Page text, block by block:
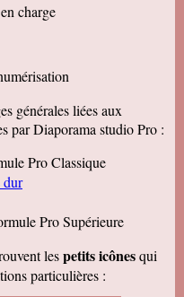
charge
générales liées aux
par Diaporama studio Pro :
Pro Classique
dur
Pro Supérieure
lespetits icônesqui
particulières :